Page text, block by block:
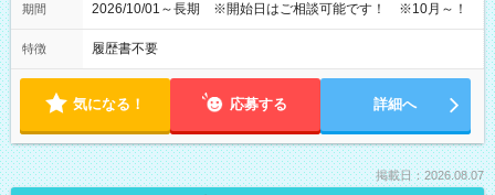
期間 2026/10/01～長期 ※開始日はご相談可能です！ ※10月～！
特徴 履歴書不要
気になる！ 応募する 詳細へ
掲載日：2026.08.07